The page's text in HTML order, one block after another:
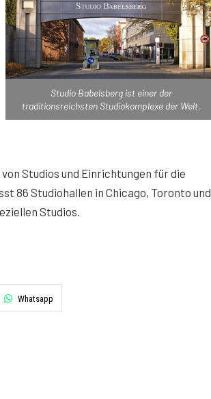
Studio Babelsberg ist einer der
traditionsreichsten Studiokomplexe der Welt.
Studios und Einrichtungen für die
86 Studiohallen in Chicago, Toronto und
Studios.
Whatsapp